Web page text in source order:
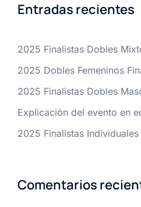
Entradas recientes
2025 Finalistas Dobles
2025 Dobles Femeninos
2025 Finalistas Dobles
Explicación del evento en
2025 Finalistas Individuales
Comentarios